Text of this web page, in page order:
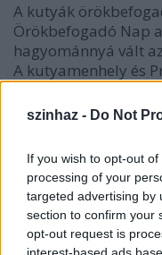
szinhaz - Do Not
If you wish to opt-out
processing of your
targeted advertising by
section to confirm your
opt-out request is
interest-based ads
A kutyák
Örökbefogadó Nap
hagyománnyá vált
A kutyamenhely és
kezdődött, majd a